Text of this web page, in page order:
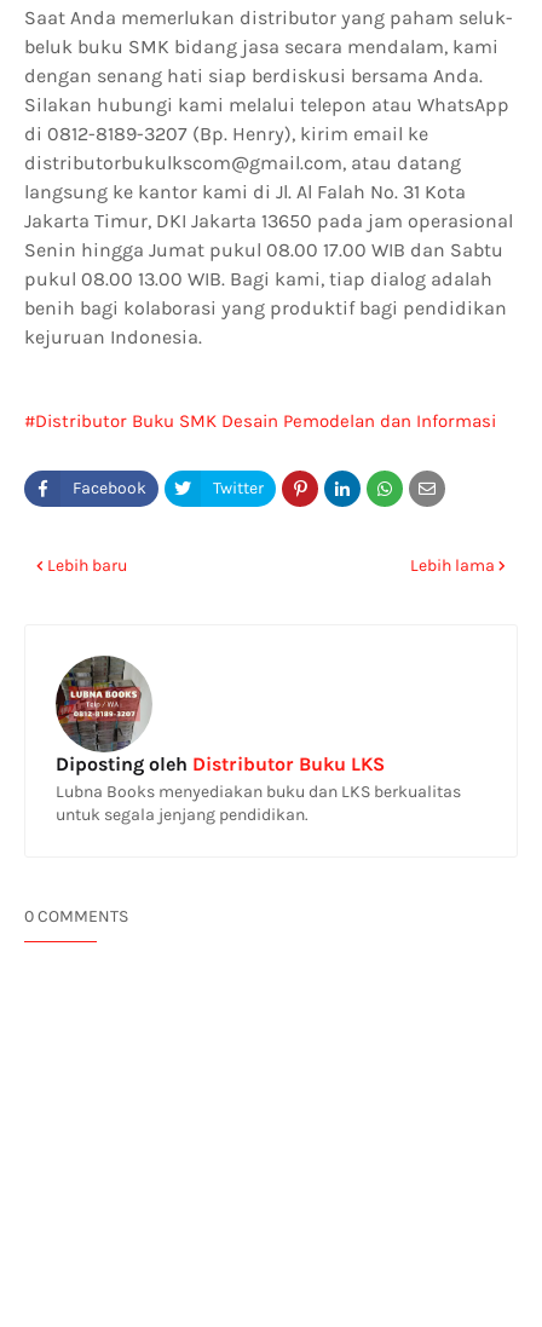
Saat Anda memerlukan distributor yang paham seluk-
beluk buku SMK bidang jasa secara mendalam, kami
dengan senang hati siap berdiskusi bersama Anda.
Silakan hubungi kami melalui telepon atau WhatsApp
di 0812-8189-3207 (Bp. Henry), kirim email ke
distributorbukulkscom@gmail.com, atau datang
langsung ke kantor kami di Jl. Al Falah No. 31 Kota
Jakarta Timur, DKI Jakarta 13650 pada jam operasional
Senin hingga Jumat pukul 08.00 17.00 WIB dan Sabtu
pukul 08.00 13.00 WIB. Bagi kami, tiap dialog adalah
benih bagi kolaborasi yang produktif bagi pendidikan
kejuruan Indonesia.
Distributor Buku SMK Desain Pemodelan dan Informasi
Lebih baru Lebih lama
Diposting oleh Distributor Buku LKS
Lubna Books menyediakan buku dan LKS berkualitas
untuk segala jenjang pendidikan.
0 COMMENTS